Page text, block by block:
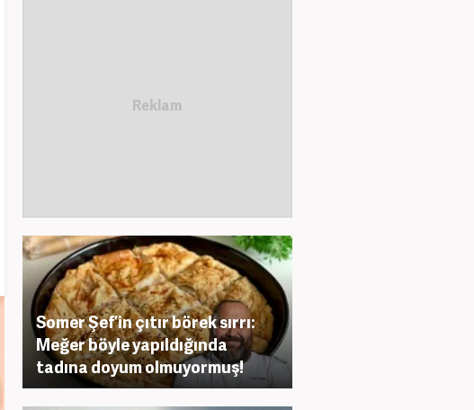
Somer Şef’in çıtır börek sırrı:
Meğer böyle yapıldığında
tadına doyum olmuyormuş!